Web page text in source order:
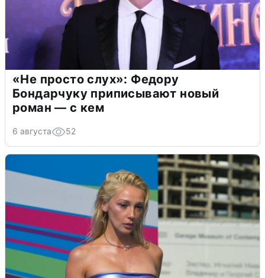
«Не просто слух»: Федору
Бондарчуку приписывают новый
роман — с кем
6 августа 52